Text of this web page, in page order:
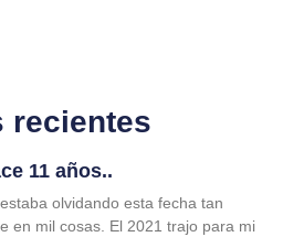
recientes
11 años..
olvidando esta fecha tan
en mil cosas. El 2021 trajo para mi